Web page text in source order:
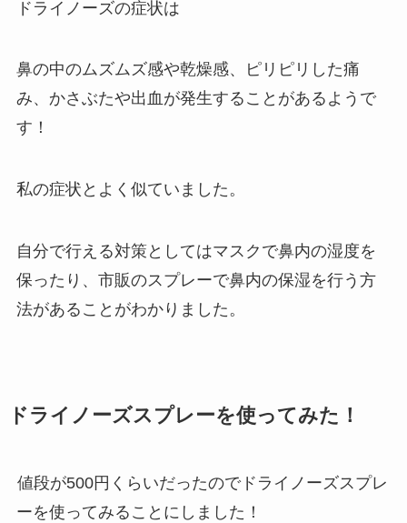
ドライノーズの症状は
鼻の中のムズムズ感や乾燥感、ピリピリした痛
み、かさぶたや出血が発生することがあるようで
す！
私の症状とよく似ていました。
自分で行える対策としてはマスクで鼻内の湿度を
保ったり、市販のスプレーで鼻内の保湿を行う方
法があることがわかりました。
ドライノーズスプレーを使ってみた！
値段が500円くらいだったのでドライノーズスプレ
ーを使ってみることにしました！